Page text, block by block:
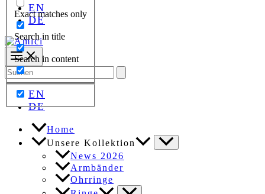
Exact matches only
Search in title
Search in content
EN
DE
Search
for:
EN
DE
Home
Unsere Kollektion
News 2026
Armbänder
Ohrringe